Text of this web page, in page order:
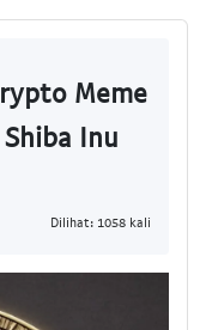
Meme
Inu
Dilihat: 1058 kali